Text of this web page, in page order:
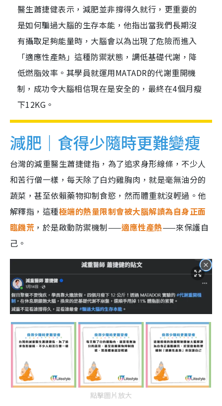
醫生蕭捷健表示，減肥並非撐得久就行，更重要的
是如何騙過大腦的生存本能，他指出當我們長期沒
有攝取足夠能量時，大腦會以為出現了危險而進入
「適應性產熱」這種防禦狀態，調低基礎代謝，降
低燃脂效率。其學員就運用MATADR的代謝重開機
制，成功令大腦相信現在是安全的，最終在4個月瘦
下12KG。
減肥｜食得少隨時更難變瘦
台灣的減重醫生蕭捷健指，為了追求身形線條，不少人
和苦行僧一樣，每天除了白灼雞胸肉，就是毫無油分的
蔬菜，甚至依賴藥物抑制食慾，然而體重就沒輕過。他
解釋指，這種極端的熱量限制會被大腦解讀為自身正面
臨饑荒 ，於是啟動防禦機制——適應性產熱——來保護自
己。
點擊圖片放大